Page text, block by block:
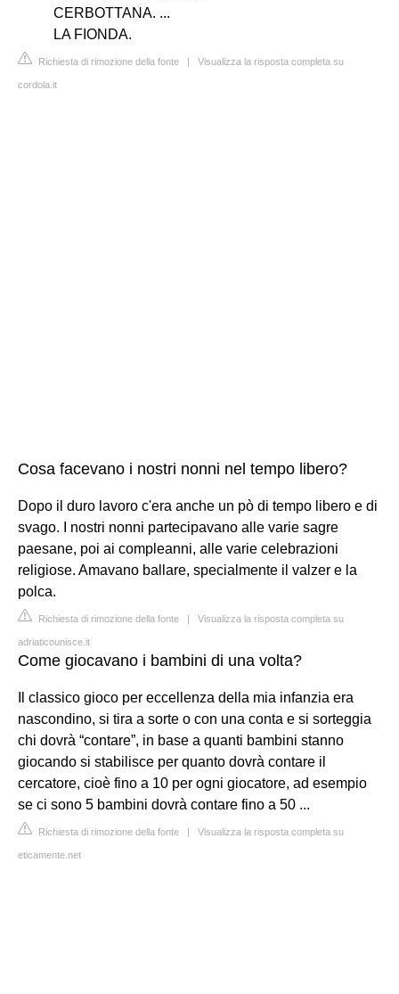
CERBOTTANA. ...
LA FIONDA.
Richiesta di rimozione della fonte | Visualizza la risposta completa su
cordola.it
Cosa facevano i nostri nonni nel tempo libero?
Dopo il duro lavoro c'era anche un pò di tempo libero e di
svago. I nostri nonni partecipavano alle varie sagre
paesane, poi ai compleanni, alle varie celebrazioni
religiose. Amavano ballare, specialmente il valzer e la
polca.
Richiesta di rimozione della fonte | Visualizza la risposta completa su
adriaticounisce.it
Come giocavano i bambini di una volta?
Il classico gioco per eccellenza della mia infanzia era
nascondino, si tira a sorte o con una conta e si sorteggia
chi dovrà “contare”, in base a quanti bambini stanno
giocando si stabilisce per quanto dovrà contare il
cercatore, cioè fino a 10 per ogni giocatore, ad esempio
se ci sono 5 bambini dovrà contare fino a 50 ...
Richiesta di rimozione della fonte | Visualizza la risposta completa su
eticamente.net